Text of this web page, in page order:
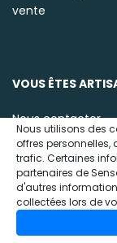
vente
VOUS ÊTES
Nous contacter
Nous utilisons des
offres personnelles,
trafic. Certaines
partenaires de
d'autres
collectées lors de